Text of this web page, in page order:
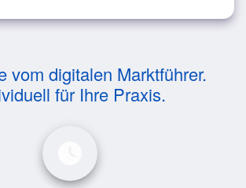
vom digitalen Marktführer.
für Ihre Praxis.